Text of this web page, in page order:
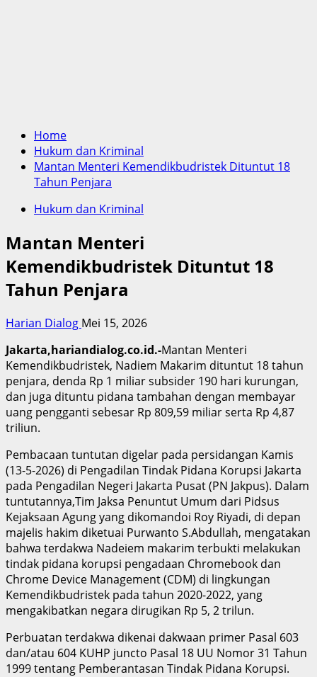
Home
Hukum dan Kriminal
Mantan Menteri Kemendikbudristek Dituntut 18
Tahun Penjara
Hukum dan Kriminal
Mantan Menteri
Kemendikbudristek Dituntut 18
Tahun Penjara
Harian Dialog Mei 15, 2026
Jakarta,hariandialog.co.id.-Mantan Menteri
Kemendikbudristek, Nadiem Makarim dituntut 18 tahun
penjara, denda Rp 1 miliar subsider 190 hari kurungan,
dan juga dituntu pidana tambahan dengan membayar
uang pengganti sebesar Rp 809,59 miliar serta Rp 4,87
triliun.
Pembacaan tuntutan digelar pada persidangan Kamis
(13-5-2026) di Pengadilan Tindak Pidana Korupsi Jakarta
pada Pengadilan Negeri Jakarta Pusat (PN Jakpus). Dalam
tuntutannya,Tim Jaksa Penuntut Umum dari Pidsus
Kejaksaan Agung yang dikomandoi Roy Riyadi, di depan
majelis hakim diketuai Purwanto S.Abdullah, mengatakan
bahwa terdakwa Nadeiem makarim terbukti melakukan
tindak pidana korupsi pengadaan Chromebook dan
Chrome Device Management (CDM) di lingkungan
Kemendikbudristek pada tahun 2020-2022, yang
mengakibatkan negara dirugikan Rp 5, 2 trilun.
Perbuatan terdakwa dikenai dakwaan primer Pasal 603
dan/atau 604 KUHP juncto Pasal 18 UU Nomor 31 Tahun
1999 tentang Pemberantasan Tindak Pidana Korupsi.